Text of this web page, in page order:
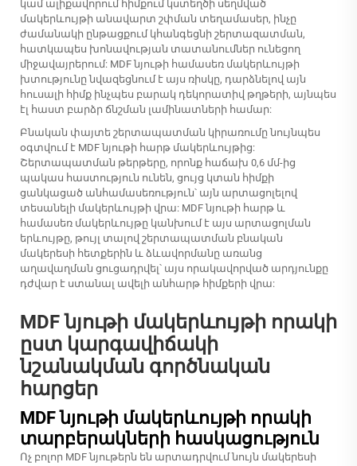
կամ ալիքավորում հիմքում կստեղծի սեղմված
մակերևույթի անավարտ շփման տեղամասեր, ինչը
ժամանակի ընթացքում կհանգեցնի շերտազատման,
հատկապես խոնավության տատանումներ ունեցող
միջավայրերում: MDF նյութի համասեռ մակերևույթի
խտությունը նվազեցնում է այս ռիսկը, դարձնելով այն
հուսալի հիմք ինչպես բարակ դեկորատիվ թղթերի, այնպես
էլ հաստ բարձր ճնշման լամինատների համար:
Բնական փայտե շերտապատման կիրառումը նույնպես
օգտվում է MDF նյութի հարթ մակերևույթից:
Շերտապատման թերթերը, որոնք հաճախ 0,6 մմ-ից
պակաս հաստություն ունեն, ցույց կտան հիմքի
ցանկացած անհամասեռություն՝ այն արտացոլելով
տեսանելի մակերևույթի վրա: MDF նյութի հարթ և
համասեռ մակերևույթը կանխում է այս արտացոլման
երևույթը, թույլ տալով շերտապատման բնական
մակերեսի հետքերին և ձևավորմանը առանց
աղավաղման ցուցադրվել՝ այս որակավորված արդյունքը
դժվար է ստանալ ավելի անհարթ հիմքերի վրա:
MDF նյութի մակերևույթի որակի
ըստ կարգավիճակի
նշանակման գործնական
հարցեր
MDF նյութի մակերևույթի որակի
տարբերակների հասկացություն
Ոչ բոլոր MDF նյութերն են արտադրվում նույն մակերեսի